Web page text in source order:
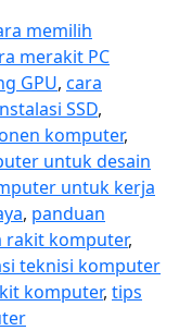
memilih
merakit PC
GPU, cara
SSD,
komputer,
untuk desain
untuk kerja
, panduan
rakit komputer,
teknisi komputer
komputer, tips